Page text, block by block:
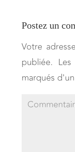
Postez un
Votre
publiée.
marqués